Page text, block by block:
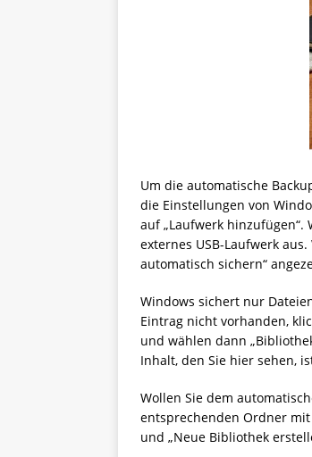
Um die automatische
die Einstellungen von
auf „Laufwerk hinzufügen“.
externes USB-Laufwerk
automatisch sichern“
Windows sichert nur
Eintrag nicht vorhanden,
und wählen dann
Inhalt, den Sie hier sehen,
Wollen Sie dem
entsprechenden Ordner
und „Neue Bibliothek